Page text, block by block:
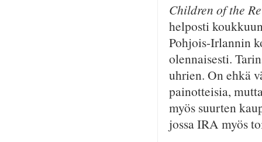
Children of the
helposti
Pohjois-Irlannin
olennaisesti.
uhrien. On ehkä
painotteisia,
myös suurten
jossa IRA myös